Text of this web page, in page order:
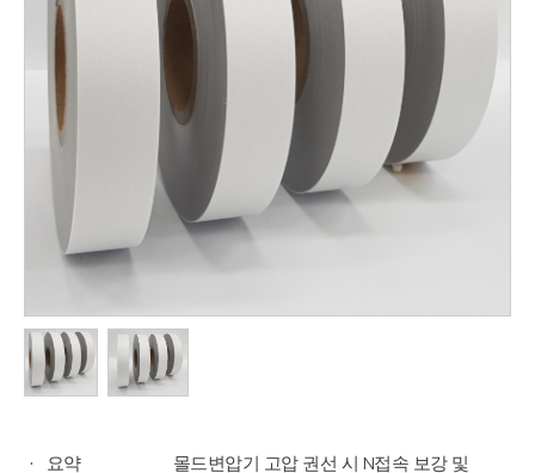
요약
몰드변압기 고압 권선 시 N접속 보강 및